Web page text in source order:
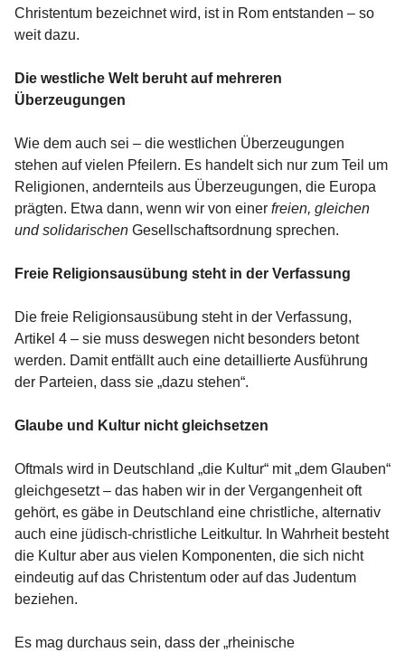
Christentum bezeichnet wird, ist in Rom entstanden – so
weit dazu.
Die westliche Welt beruht auf mehreren
Überzeugungen
Wie dem auch sei – die westlichen Überzeugungen
stehen auf vielen Pfeilern. Es handelt sich nur zum Teil um
Religionen, andernteils aus Überzeugungen, die Europa
prägten. Etwa dann, wenn wir von einer freien, gleichen
und solidarischen Gesellschaftsordnung sprechen.
Freie Religionsausübung steht in der Verfassung
Die freie Religionsausübung steht in der Verfassung,
Artikel 4 – sie muss deswegen nicht besonders betont
werden. Damit entfällt auch eine detaillierte Ausführung
der Parteien, dass sie „dazu stehen“.
Glaube und Kultur nicht gleichsetzen
Oftmals wird in Deutschland „die Kultur“ mit „dem Glauben“
gleichgesetzt – das haben wir in der Vergangenheit oft
gehört, es gäbe in Deutschland eine christliche, alternativ
auch eine jüdisch-christliche Leitkultur. In Wahrheit besteht
die Kultur aber aus vielen Komponenten, die sich nicht
eindeutig auf das Christentum oder auf das Judentum
beziehen.
Es mag durchaus sein, dass der „rheinische